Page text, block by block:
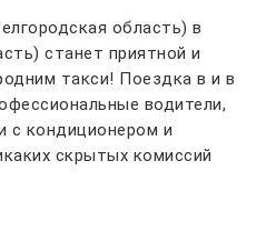
область) в
станет приятной и
такси! Поездка в и в
водители,
с кондиционером и
скрытых комиссий